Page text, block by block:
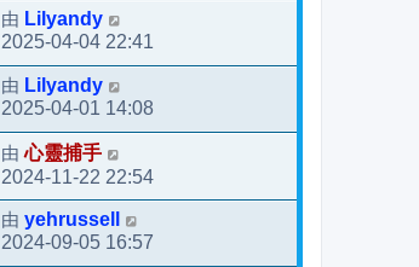
由 Lilyandy
2025-04-04 22:41
由 Lilyandy
2025-04-01 14:08
由心靈捕手
2024-11-22 22:54
由 yehrussell
2024-09-05 16:57